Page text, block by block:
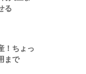
る
！ちょっ
まで